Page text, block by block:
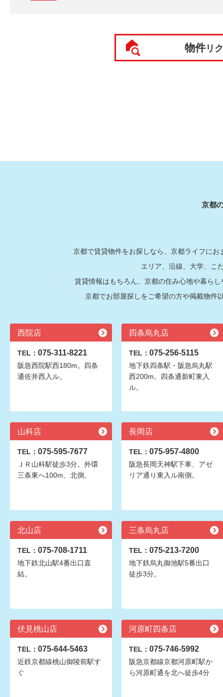
物件リ
京都
京都で賃貸物件をお探しなら、京都ライフに
エリア、沿線、大学、こ
賃貸情報はもちろん、京都の住み心地や暮ら
京都でお部屋探しをご希望の方や掲載物件
西院店
TEL： 075-311-8221
阪急西院駅西180m。四条
通佐井西入ル。
四条烏丸店
TEL： 075-256-5115
地下鉄四条駅・阪急烏丸駅
西200m。四条通新町東入
ル。
山科店
TEL： 075-595-7677
ＪＲ山科駅徒歩3分。外環
三条東へ100m、北側。
長岡店
TEL： 075-957-4800
阪急長岡天神駅下車、アゼ
リア通り東入ル南側。
北山店
TEL： 075-708-1711
地下鉄北山駅4番出口直
結。
三条烏丸店
TEL： 075-213-7200
地下鉄烏丸御池駅5番出口
徒歩3分。
伏見桃山店
TEL： 075-644-5463
近鉄京都線桃山御陵前駅す
ぐ
河原町四条店
TEL： 075-746-5992
阪急京都線京都河原町駅か
ら河原町通を北へ徒歩4分